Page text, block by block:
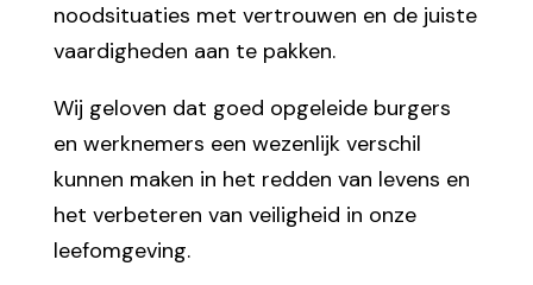
noodsituaties met vertrouwen en de juiste
vaardigheden aan te pakken.
Wij geloven dat goed opgeleide burgers
en werknemers een wezenlijk verschil
kunnen maken in het redden van levens en
het verbeteren van veiligheid in onze
leefomgeving.